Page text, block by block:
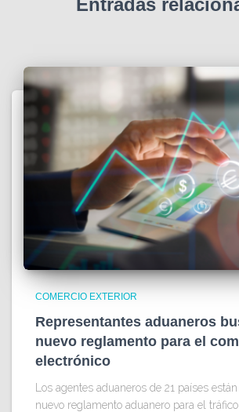
Entradas
COMERCIO EXTERIOR
Representantes aduaneros
nuevo reglamento para el
electrónico
Los agentes aduaneros de 21 países
nuevo reglamento aduanero para el